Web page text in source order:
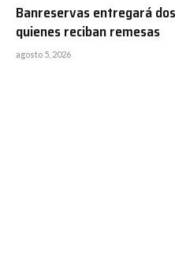
Banreservas entregará
quienes reciban remesas
agosto 5, 2026